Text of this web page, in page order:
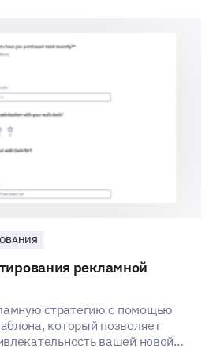
the ad influenced your
make you more inclined
service?
рекламной
стратегию с помощью
который позволяет
вашей новой